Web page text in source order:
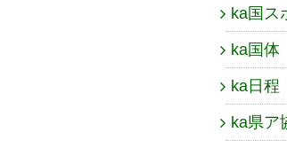
ka国ス
ka国体
ka日程
ka県ア